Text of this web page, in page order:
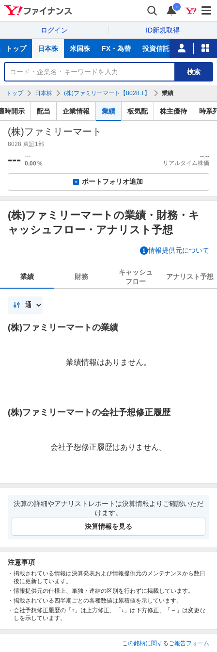
i
ログイン ID新規取得
サ
トップ 日本株 米国株 FX・為替 投資信託 ニュース
銘
検
索
検索
トップ 日本株 (株)ファミリーマート【8028.T】 業績
時開示 配当 企業情報 業績 板気配 株主優待 時系
(株)ファミリーマート
8028 東証1部
--- ---
0.00%
--:--
リアルタイム株価
ポートフォリオ追加
(株)ファミリーマートの業績・財務・キ
ャッシュフロー・アナリスト予想
情報提供元について
業績 財務
キャッシュ
フロー
アナリスト予想
(株)ファミリーマートの業績
業績情報はありません。
(株)ファミリーマートの会社予想修正履歴
会社予想修正履歴はありません。
決算の詳細やアナリストレポートは決算情報よりご確認いただ
けます。
決算情報を見る
注意事項
掲載されている情報は決算発表および情報提供元のメンテナンスから数日
後に更新しています。
情報提供元の仕様上、単独・連結の区別を行わずに掲載しています。
掲載されている四半期ごとの各種数値は累積値を示しています。
会社予想修正履歴の「↑」は上方修正、「↓」は下方修正、「－」は変更な
しを示しています。
この銘柄に関するご報告フォーム